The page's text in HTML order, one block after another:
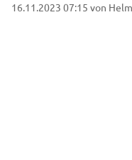
16.11.2023 07:15 von